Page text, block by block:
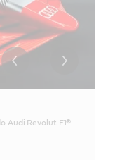
Audi Revolut F1®